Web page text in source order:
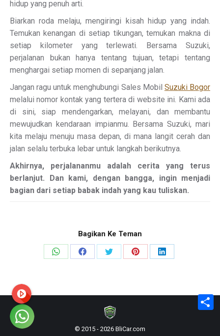
hidup yang penuh arti.
Biarkan roda melaju, mengiringi kisah hidup yang indah.
Temukan kenangan di setiap tikungan, temukan makna di
setiap kilometer yang terlewati. Bersama Suzuki,
perjalanan bukan hanya tentang tujuan, tetapi tentang
menghargai setiap momen di sepanjang jalan.
Jangan ragu untuk menghubungi Sales Mobil Suzuki Bogor
melalui nomor kontak yang tertera di website ini. Kami ada
di sini, siap mendengarkan, melayani, dan membantu
mewujudkan kendaraan impianmu. Bersama Suzuki, mari
kita melaju menuju masa depan, di mana langit cerah dan
jalan selalu terbuka lebar untuk langkah berikutnya.
Akhirnya, perjalananmu adalah cerita yang terus
berlanjut. Dan kami, dengan bangga, ingin menjadi
bagian dari setiap babak indah yang kau tuliskan.
Bagikan Ke Teman
Share
Share
Share
Share
Share
© 2015 - 2026 BliCar.com